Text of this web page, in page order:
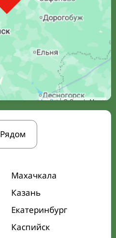
Leaflet| © Google Maps
Рядом
Махачкала
Казань
Екатеринбург
Каспийск